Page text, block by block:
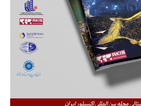
مجله بین المللی اکسپلور ایران